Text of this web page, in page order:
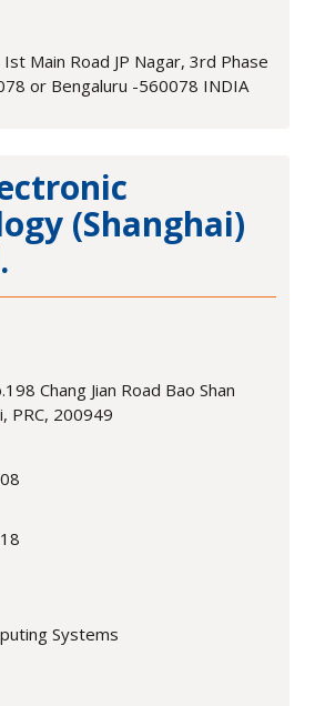
Main Road JP Nagar, 3rd Phase
or Bengaluru -560078 INDIA
(Shanghai)
Chang Jian Road Bao Shan
PRC, 200949
Systems